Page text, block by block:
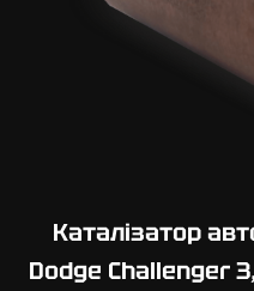
Каталізатор
Dodge Challenger